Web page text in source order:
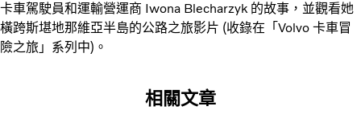
卡車駕駛員和運輸營運商 Iwona Blecharzyk 的故事，並觀看她
橫跨斯堪地那維亞半島的公路之旅影片 (收錄在「Volvo 卡車冒
險之旅」系列中)。
相關文章